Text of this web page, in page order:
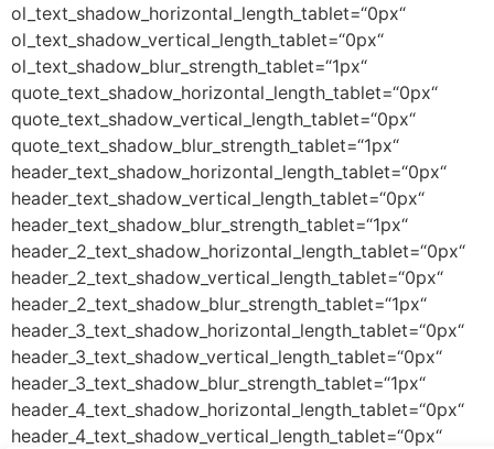
ol_text_shadow_horizontal_length_tablet=“0px“
ol_text_shadow_vertical_length_tablet=“0px“
ol_text_shadow_blur_strength_tablet=“1px“
quote_text_shadow_horizontal_length_tablet=“0px“
quote_text_shadow_vertical_length_tablet=“0px“
quote_text_shadow_blur_strength_tablet=“1px“
header_text_shadow_horizontal_length_tablet=“0px“
header_text_shadow_vertical_length_tablet=“0px“
header_text_shadow_blur_strength_tablet=“1px“
header_2_text_shadow_horizontal_length_tablet=“0px“
header_2_text_shadow_vertical_length_tablet=“0px“
header_2_text_shadow_blur_strength_tablet=“1px“
header_3_text_shadow_horizontal_length_tablet=“0px“
header_3_text_shadow_vertical_length_tablet=“0px“
header_3_text_shadow_blur_strength_tablet=“1px“
header_4_text_shadow_horizontal_length_tablet=“0px“
header_4_text_shadow_vertical_length_tablet=“0px“